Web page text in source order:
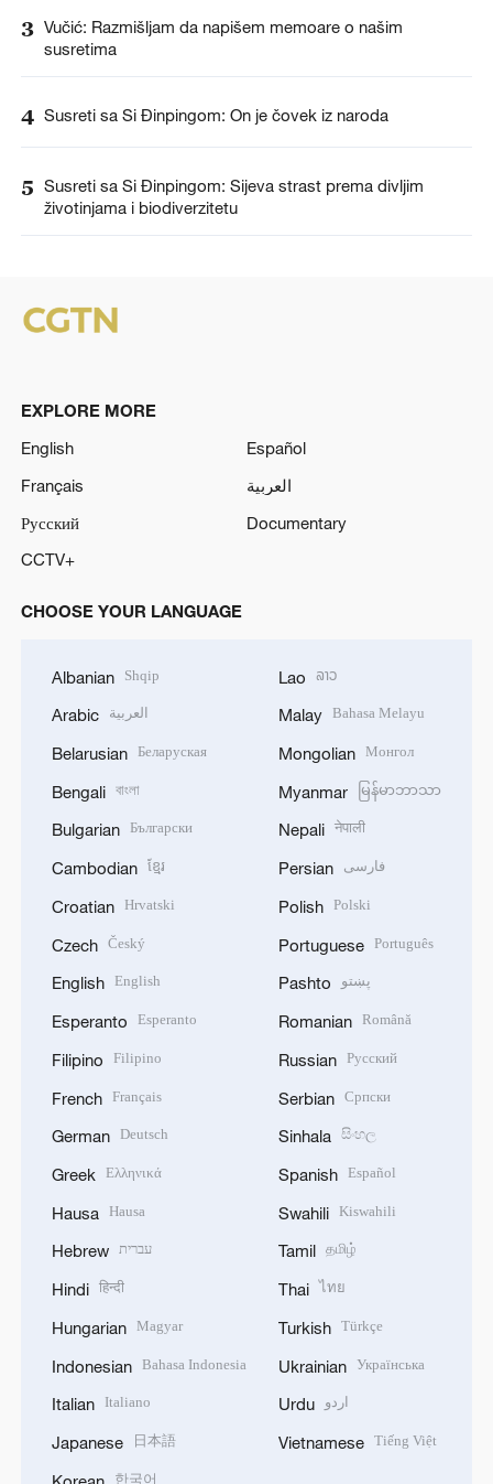
3 Vučić: Razmišljam da napišem memoare o našim
susretima
4 Susreti sa Si Đinpingom: On je čovek iz naroda
5 Susreti sa Si Đinpingom: Sijeva strast prema divljim
životinjama i biodiverzitetu
EXPLORE MORE
English
Español
Français
العربية
Русский
Documentary
CCTV+
CHOOSE YOUR LANGUAGE
Albanian Shqip
Arabic العربية
Belarusian Беларуская
Bengali বাংলা
Bulgarian Български
Cambodian ខ្មែរ
Croatian Hrvatski
Czech Český
English English
Esperanto Esperanto
Filipino Filipino
French Français
German Deutsch
Greek Ελληνικά
Hausa Hausa
Hebrew עברית
Hindi हिन्दी
Hungarian Magyar
Indonesian Bahasa Indonesia
Italian Italiano
Japanese 日本語
한국어
Lao ລາວ
Malay Bahasa Melayu
Mongolian Монгол
Myanmar မြန်မာဘာသာ
Nepali नेपाली
Persian فارسی
Polish Polski
Portuguese Português
Pashto پښتو
Romanian Română
Russian Русский
Serbian Српски
Sinhala සිංහල
Spanish Español
Swahili Kiswahili
Tamil தமிழ்
Thai ไทย
Turkish Türkçe
Ukrainian Українська
Urdu اردو
Vietnamese Tiếng Việt